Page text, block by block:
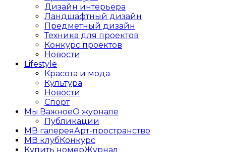
Дизайн интерьера
Ландшафтный дизайн
Предметный дизайн
Техника для проектов
Конкурс проектов
Новости
Lifestyle
Красота и мода
Культура
Новости
Спорт
Мы.ВажноеО журнале
Публикации
МВ галереяАрт-пространство
МВ клуб Конкурс
Купить номерЖурнал